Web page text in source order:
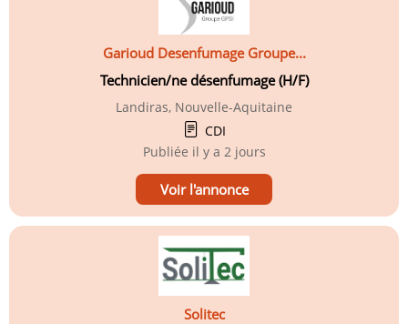
Garioud Desenfumage Groupe...
Technicien/ne désenfumage (H/F)
Landiras, Nouvelle-Aquitaine
CDI
Publiée il y a 2 jours
Voir l'annonce
Solitec